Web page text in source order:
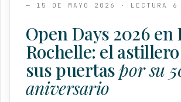
— 15 DE MAYO 2026 · LECTURA 6
Open Days 2026 en
Rochelle: el
sus puertas por su
aniversario